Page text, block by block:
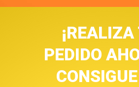
¡REALIZA
PEDIDO